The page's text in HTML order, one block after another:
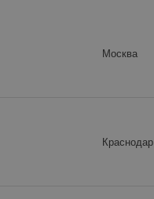
Москва
Краснодар